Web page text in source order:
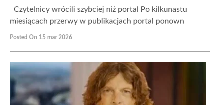
Czytelnicy wrócili szybciej niż portal Po kilkunastu
miesiącach przerwy w publikacjach portal ponown
Posted On 15 mar 2026